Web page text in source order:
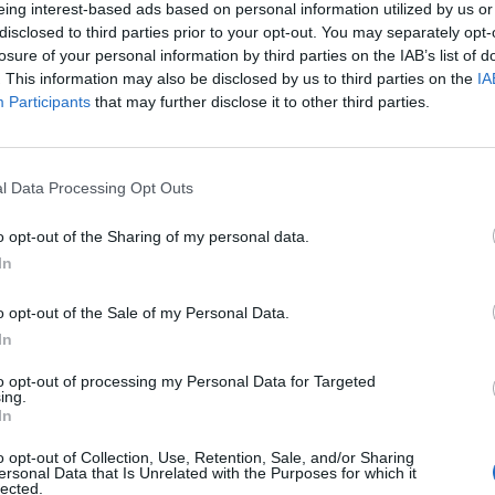
interest-based ads based on personal information utilized by us
to third parties prior to your opt-out. You may separately
of your personal information by third parties on the IAB’s list of
This information may also be disclosed by us to third parties on the
Participants that may further disclose it to other third parties.
Data Processing Opt Outs
opt-out of the Sharing of my personal data.
opt-out of the Sale of my Personal Data.
opt-out of processing my Personal Data for Targeted
opt-out of Collection, Use, Retention, Sale, and/or Sharing
Data that Is Unrelated with the Purposes for which it
ma bejelentette, hogy a Nutex
törzsrészvényt 2020. március 11-én vezetik be a
szerint a Nutex 9 875 000 darab, egyenként 24 forint
dematerializált, névre szóló törzsrészvényét 2020. március 11.
040 766 darabra módosul. A Nutex 3,2...
portfolio.hu hírarchívumához tartozik, melynek olvasása
tartalmazza:
elmúlt 2 év napon belüli